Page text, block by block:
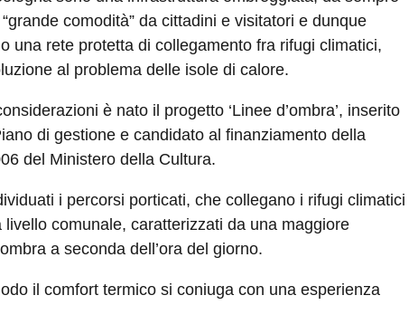
comodità” da cittadini e visitatori e dunque
una rete protetta di collegamento fra rifugi climatici,
al problema delle isole di calore.
è nato il progetto ‘Linee d’ombra’, inserito
di gestione e candidato al finanziamento della
del Ministero della Cultura.
i percorsi porticati, che collegano i rifugi climatici
livello comunale, caratterizzati da una maggiore
a seconda dell’ora del giorno.
il comfort termico si coniuga con una esperienza